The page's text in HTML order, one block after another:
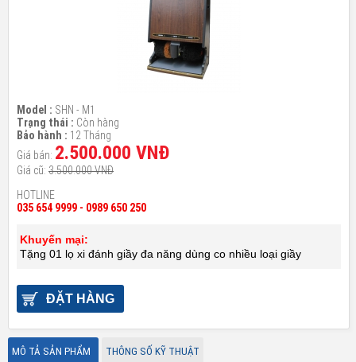
Model : SHN - M1
Trạng thái : Còn hàng
Bảo hành : 12 Tháng
Giá bán: 2.500.000 VNĐ
Giá cũ: 3.500.000 VNĐ
HOTLINE
035 654 9999 - 0989 650 250
Khuyến mại:
Tặng 01 lọ xi đánh giầy đa năng dùng co nhiều loại giầy
ĐẶT HÀNG
MÔ TẢ SẢN PHẨM THÔNG SỐ KỸ THUẬT